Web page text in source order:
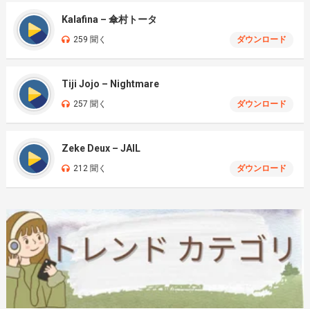
Kalafina – 傘村トータ
259 聞く ダウンロード
Tiji Jojo – Nightmare
257 聞く ダウンロード
Zeke Deux – JAIL
212 聞く ダウンロード